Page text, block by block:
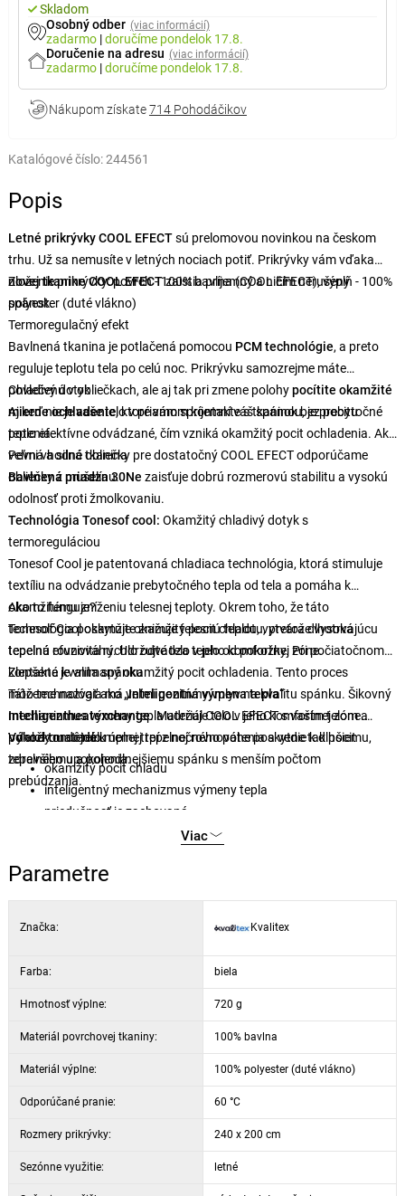
Skladom
Osobný odber (viac informácií)
zadarmo |doručíme pondelok 17.8.
Doručenie na adresu (viac informácií)
zadarmo |doručíme pondelok 17.8.
Nákupom získate714 Pohodáčikov
Katalógové číslo:244561
Popis
Letné prikrývky COOL EFECTsú prelomovou novinkou na českom
trhu. Už sa nemusíte v letných nociach potiť. Prikrývky vám vďaka
novej tkanine COOL EFECTzaistia príjemný a ničím nerušený
spánok.
Zloženie prikrývky: povrch - 100% bavlna (COOL EFECT), výplň - 100%
polyester (duté vlákno)
Termoregulačný efekt
Bavlnená tkanina je potlačená pomocou PCM technológie, a preto
reguluje teplotu tela po celú noc. Prikrývku samozrejme máte
povlečenú v obliečkach, ale aj tak pri zmene polohypocítite okamžité
mierne ochladenie, ktoré vám spríjemní váš spánok bez pocitu
potenia.
Chladivý dotyk
Aj keď nie je vaše telo v priamom kontakte s tkaninou, je prebytočné
teplo efektívne odvádzané, čím vzniká okamžitý pocit ochladenia. Ako
veľmi vhodné obliečky pre dostatočný COOL EFECT odporúčame
obliečky z mušelínu.
Pevná a silná tkanina
Bavlnená priadza 30Ne zaisťuje dobrú rozmerovú stabilitu a vysokú
odolnosť proti žmolkovaniu.
Technológia Tonesof cool: Okamžitý chladivý dotyk s
termoreguláciou
Tonesof Cool je patentovaná chladiaca technológia, ktorá stimuluje
textíliu na odvádzanie prebytočného tepla od tela a pomáha k
okamžitému zníženiu telesnej teploty. Okrem toho, že táto
technológia poskytuje okamžitý pocit chladu, vytvára dlhotrvajúcu
tepelnú rovnováhu. Udržujte telo v jeho komfortnej zóne.
Ako to funguje?
Tonesof Cool okamžite znižuje telesnú teplotu, pretože vysoká
tepelná efuzivita rýchlo odvádza teplo od pokožky. Pri počiatočnom
kontakte je vnímaný okamžitý pocit ochladenia. Tento proces
môžeme nazvať ako„Inteligentná výmena tepla“
Intelligentheatexchange. Materiál COOL EFECT s vaším telom a
pokožkou dôjde k úplnej tepelnej rovnováhe poskytne tak pocit
tepelného upokojenia.
Zlepšená kvalita spánku
Táto technológia má veľmi pozitívny vplyv na kvalitu spánku. Šikovný
mechanizmus výmeny tepla udržuje telo v jeho komfortnej zóne.
Vďaka tomu telo menej trpí z nočného potenia a vedie k dlhšiemu,
zdravšiemu a pohodlnejšiemu spánku s menším počtom
prebúdzania.
Výhody materiálu
okamžitý pocit chladu
inteligentný mechanizmus výmeny tepla
priedušnosť je zachovaná
odolný proti praniu
patentovaná technológia
certifikácia Oeko-Tex® pre materiál
Viac
Parametre
Značka: Kvalitex
Farba: biela
Hmotnosť výplne: 720 g
Materiál povrchovej tkaniny: 100% bavlna
Materiál výplne: 100% polyester (duté vlákno)
Odporúčané pranie: 60 °C
Rozmery prikrývky: 240 x 200 cm
Sezónne využitie: letné